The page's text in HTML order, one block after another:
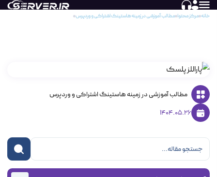
خانه مرکز محتوا مطالب آموزشی در زمینه هاستینگ اشتراکی و وردپرس
مطالب آموزشی در زمینه هاستینگ اشتراکی و وردپرس
1404.05.26